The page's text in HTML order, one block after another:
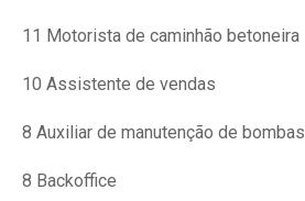
11 Motorista de caminhão betoneira
10 Assistente de vendas
8 Auxiliar de manutenção de bombas
8 Backoffice